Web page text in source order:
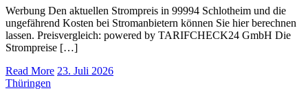
Werbung Den aktuellen Strompreis in 99994 Schlotheim und die
ungefährend Kosten bei Stromanbietern können Sie hier berechnen
lassen. Preisvergleich: powered by TARIFCHECK24 GmbH Die
Strompreise […]
Read More 23. Juli 2026
Thüringen